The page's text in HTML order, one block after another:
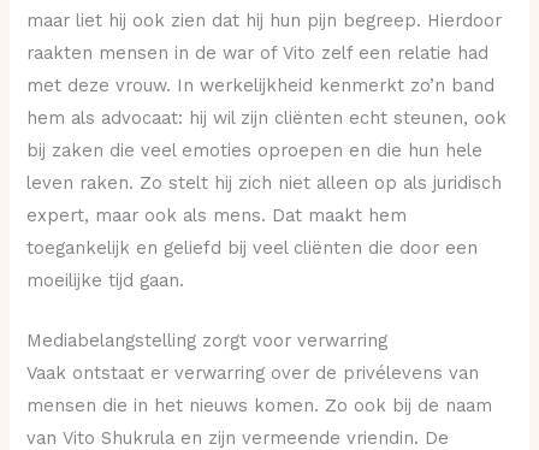
maar liet hij ook zien dat hij hun pijn begreep. Hierdoor
raakten mensen in de war of Vito zelf een relatie had
met deze vrouw. In werkelijkheid kenmerkt zo’n band
hem als advocaat: hij wil zijn cliënten echt steunen, ook
bij zaken die veel emoties oproepen en die hun hele
leven raken. Zo stelt hij zich niet alleen op als juridisch
expert, maar ook als mens. Dat maakt hem
toegankelijk en geliefd bij veel cliënten die door een
moeilijke tijd gaan.
Mediabelangstelling zorgt voor verwarring
Vaak ontstaat er verwarring over de privélevens van
mensen die in het nieuws komen. Zo ook bij de naam
van Vito Shukrula en zijn vermeende vriendin. De